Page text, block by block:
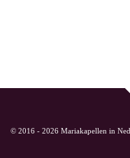
© 2016 - 2026 Mariakapellen in